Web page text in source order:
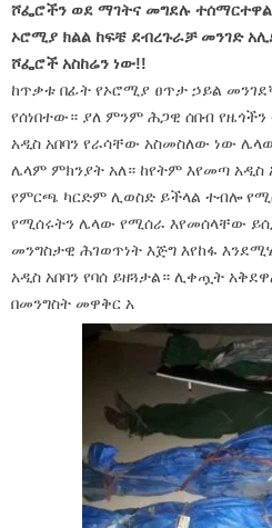
ሾፌሮችን ወደ ማገትና መግደሉ
ኦሮሚያ ክልል ከፍቼ ደብረጉራቻ መንገድ
ሾፌሮች አስከሬን ነው!!
ከጥቃቱ በፊት የኦሮሚያ ፀጥታ ኃይል
የሰነበተው። ያለ ምንም ሕጋዊ ሰበብ
አዲስ አበባን የራሳቸው አስመስለው ነው
ሌላም ምክንያት አለ። ከየትም እየመጣ አዲስ
የምርጫ ካርድም ሊወስድ ይችላል ተብሎ
የሚሰሩትን ሌላው የሚሰራ እየመሰላቸው
መንግስታዊ ሕገወጥነት እጅግ እየከፋ
አዲስ አበባን የባሰ ይዘጓታል። ሊቀጧት
በመንግስት መዋቅር አ